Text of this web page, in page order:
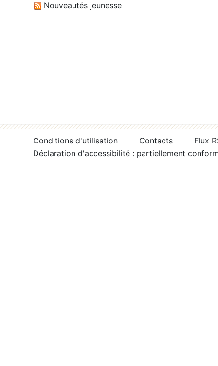
Nouveautés jeunesse
Conditions d'utilisation Contacts
Flux
Déclaration d'accessibilité : partiellement